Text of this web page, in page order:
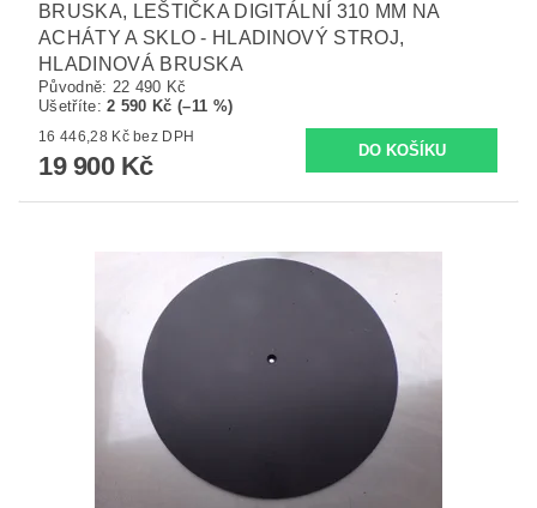
BRUSKA, LEŠTIČKA DIGITÁLNÍ 310 MM NA
ACHÁTY A SKLO - HLADINOVÝ STROJ,
HLADINOVÁ BRUSKA
Původně: 22 490 Kč
Ušetříte:2 590 Kč (–11 %)
16 446,28 Kč bez DPH
19 900 Kč